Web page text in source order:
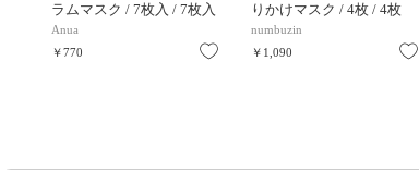
ラムマスク / 7枚入 / 7枚入
Anua
￥770
お気に入り
りかけマスク / 4枚 / 4枚
numbuzin
￥1,090